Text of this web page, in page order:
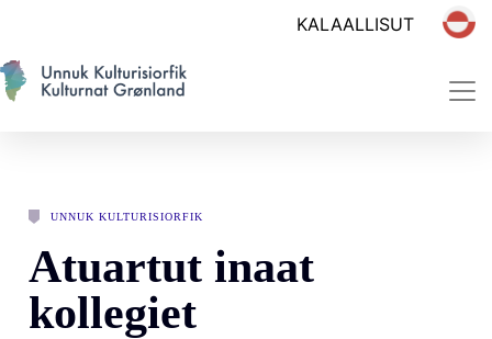
UNNUK KULTURISIORFIK
Atuartut inaat
kollegiet